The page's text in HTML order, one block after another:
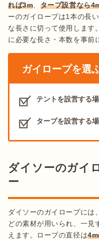
れば3m
タープ設営なら
ーのガイロープは1本の長
な長さに切って使用します
に必要な長さ・本数を事前
ガイロープを選
テントを設営する
タープを設営する
ダイソーのガイ
ー
ダイソーのガイロープには
どの素材が用いられ、一見
えます。ロープの直径は